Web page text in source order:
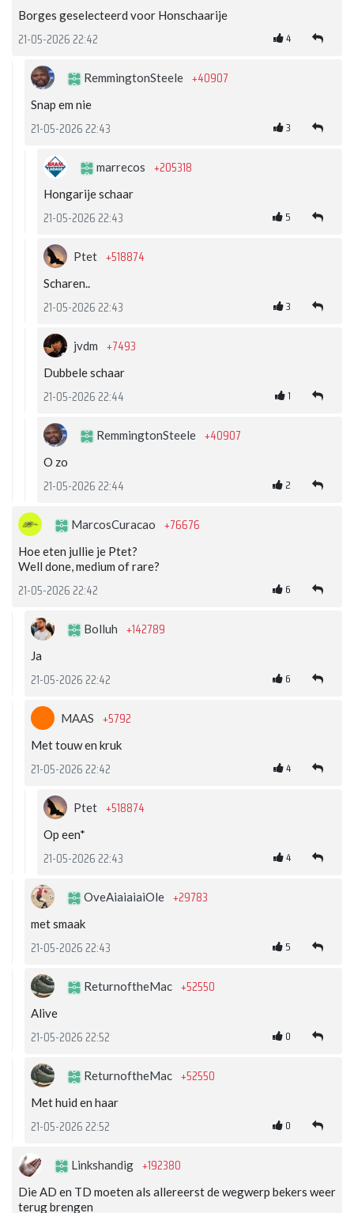
Borges geselecteerd voor Honschaarije
21-05-2026 22:42 4
RemmingtonSteele +40907
Snap em nie
21-05-2026 22:43 3
marrecos +205318
Hongarije schaar
21-05-2026 22:43 5
Ptet +518874
Scharen..
21-05-2026 22:43 3
jvdm +7493
Dubbele schaar
21-05-2026 22:44 1
RemmingtonSteele +40907
O zo
21-05-2026 22:44 2
MarcosCuracao +76676
Hoe eten jullie je Ptet?
Well done, medium of rare?
21-05-2026 22:42 6
Bolluh +142789
Ja
21-05-2026 22:42 6
MAAS +5792
Met touw en kruk
21-05-2026 22:42 4
Ptet +518874
Op een*
21-05-2026 22:43 4
OveAiaiaiaiOle +29783
met smaak
21-05-2026 22:43 5
ReturnoftheMac +52550
Alive
21-05-2026 22:52 0
ReturnoftheMac +52550
Met huid en haar
21-05-2026 22:52 0
Linkshandig +192380
Die AD en TD moeten als allereerst de wegwerp bekers weer
terug brengen